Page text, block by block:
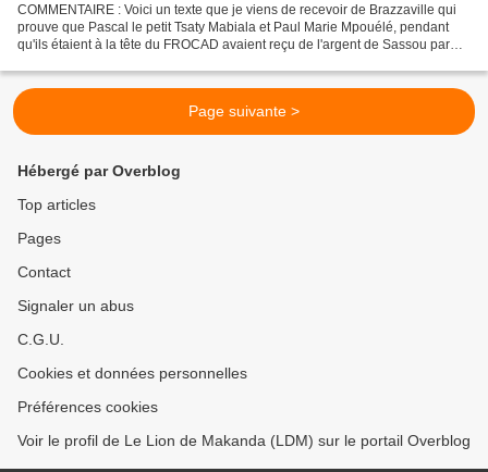
COMMENTAIRE : Voici un texte que je viens de recevoir de Brazzaville qui
prouve que Pascal le petit Tsaty Mabiala et Paul Marie Mpouélé, pendant
qu'ils étaient à la tête du FROCAD avaient reçu de l'argent de Sassou par
Page suivante >
Hébergé par Overblog
Top articles
Pages
Contact
Signaler un abus
C.G.U.
Cookies et données personnelles
Préférences cookies
Voir le profil de Le Lion de Makanda (LDM) sur le portail Overblog